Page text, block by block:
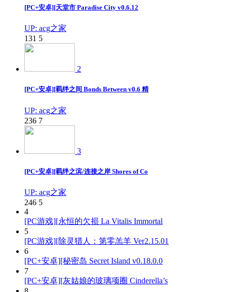
[PC+安卓][天堂市 Paradise City v0.6.12
UP: acg之家
131 5
2
[PC+安卓][羁绊之间 Bonds Between v0.6 精
UP: acg之家
236 7
3
[PC+安卓][羁绊之滨/连接之岸 Shores of Co
UP: acg之家
246 5
4
[PC游戏][永恒的欠损 La Vitalis Immortal
5
[PC游戏][除灵猎人：第零羔羊 Ver2.15.01
6
[PC+安卓][秘密岛 Secret Island v0.18.0.0
7
[PC+安卓][灰姑娘的玻璃项圈 Cinderella’s